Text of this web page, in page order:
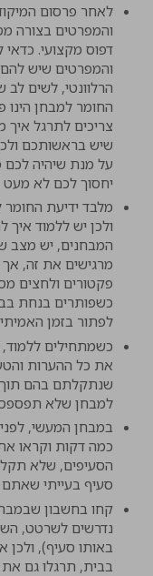
לאחר פרסום
והמפרטים בצורה
דפוס מקצועי.
והמפרטים שיש להם
הרלוונטי, לשים
החומר למבחן הינו
צריכים לתרגל איך
שיש בראשותכם
על מנת שיהיה
יחסוך לכם לא מעט
מלבד ידיעת
ולכן יש ללמוד איך
המבחנים, יש מצב
מרגישים את זה,
פקטורים ולחצים
כשפותרים בנחת
לפתור בזמן האמיתי
כשמתחילים
את כל ההערות
שנתקלתם בהם תוך
למבחן שלא
במבחן המעשי,
כמה דקות וקראו
הסעיפים, שלא
סעיף בעייתי
קחו בחשבון
נדרשים לשרטט,
באותו סעיף), ולכן
בבית, תרגלו גם